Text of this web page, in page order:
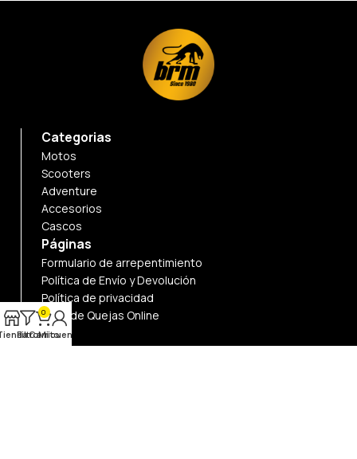
Categorias
Motos
Scooters
Adventure
Accesorios
Cascos
Páginas
Formulario de arrepentimiento
Política de Envío y Devolución
Política de privacidad
Libro de Quejas Online
Filtro
0
Carrito
Mi cuenta